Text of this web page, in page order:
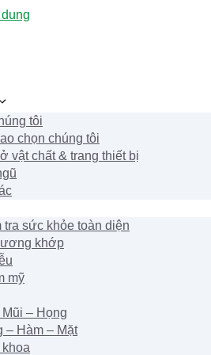
tôi
chọn chúng tôi
vật chất & trang thiết bị
tra sức khỏe toàn diện
khớp
mỹ
Mũi – Họng
– Hàm – Mặt
khoa